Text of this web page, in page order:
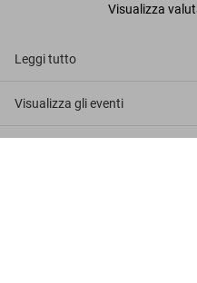
Visualizza
Leggi tutto
Visualizza gli eventi